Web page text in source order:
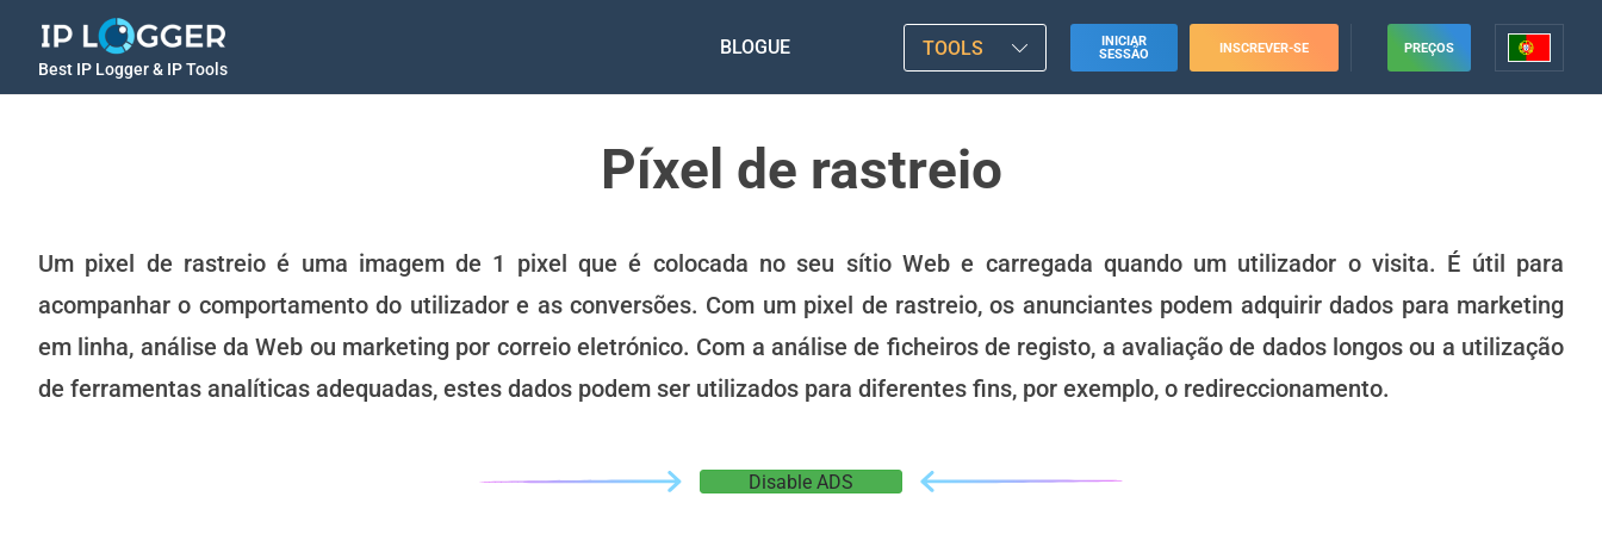
Best IP Logger & IP Tools
BLOGUE TOOLS
INICIAR
SESSÃO
INSCREVER-SE PREÇOS
Píxel de rastreio
Um pixel de rastreio é uma imagem de 1 pixel que é colocada no seu sítio Web e carregada quando um utilizador o visita. É útil para
acompanhar o comportamento do utilizador e as conversões. Com um pixel de rastreio, os anunciantes podem adquirir dados para marketing
em linha, análise da Web ou marketing por correio eletrónico. Com a análise de ficheiros de registo, a avaliação de dados longos ou a utilização
de ferramentas analíticas adequadas, estes dados podem ser utilizados para diferentes fins, por exemplo, o redireccionamento.
Disable ADS